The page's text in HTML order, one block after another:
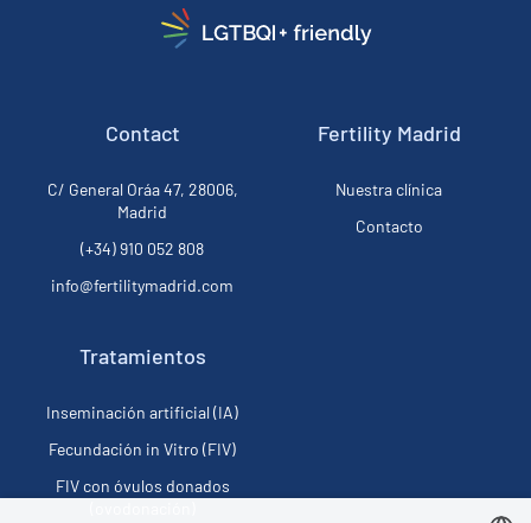
Contact
C/ General Oráa 47, 28006,
Madrid
(+34) 910 052 808
info@fertilitymadrid.com
Fertility Madrid
Nuestra clínica
Contacto
Tratamientos
Inseminación artificial (IA)
Fecundación in Vitro (FIV)
FIV con óvulos donados